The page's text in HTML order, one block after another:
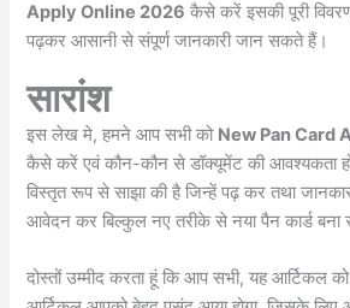
Apply Online 2026 कैसे करें इसकी पूरी
पढ़कर आसानी से संपूर्ण जानकारी जान सकते हैं।
सारांश
इस लेख मे, हमने आप सभी को New Pan Card
कैसे करें एवं कौन-कौन से डॉक्यूमेंट की आवश्यकता
विस्तृत रूप से साझा की है जिन्हें पढ़ कर तथा
आवेदन कर बिल्कुल नए तरीके से नया पैन कार्ड
दोस्तों उम्मीद करता हूं कि आप सभी, यह आर्टिकल